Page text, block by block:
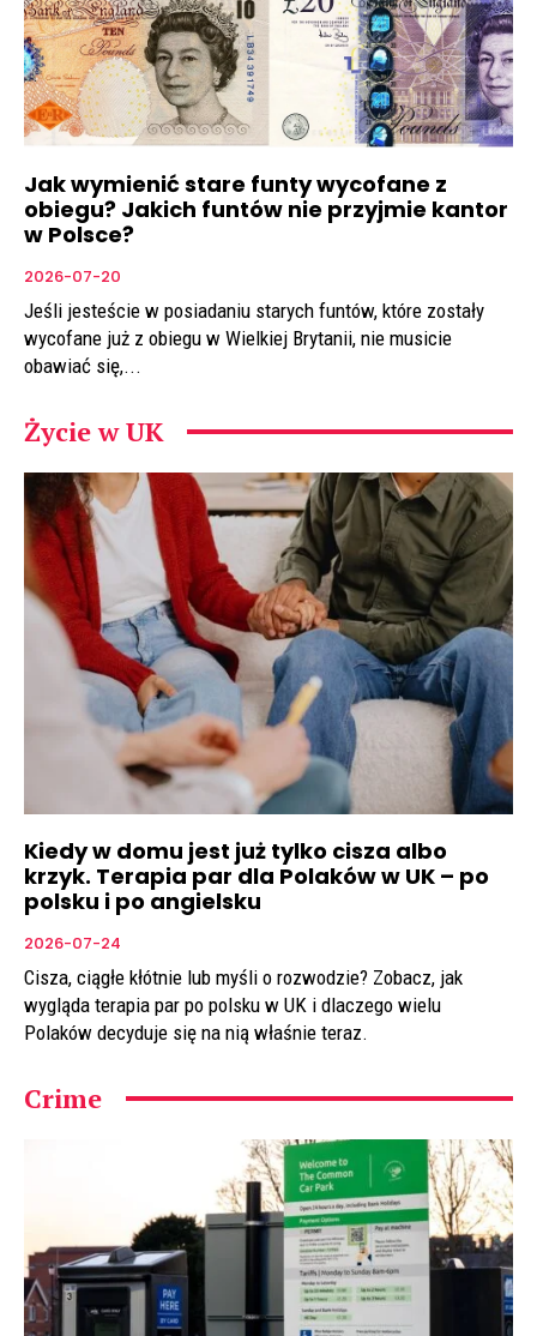
Jak wymienić stare funty wycofane z
obiegu? Jakich funtów nie przyjmie kantor
w Polsce?
2026-07-20
Jeśli jesteście w posiadaniu starych funtów, które zostały
wycofane już z obiegu w Wielkiej Brytanii, nie musicie
obawiać się,...
Życie w UK
Kiedy w domu jest już tylko cisza albo
krzyk. Terapia par dla Polaków w UK – po
polsku i po angielsku
2026-07-24
Cisza, ciągłe kłótnie lub myśli o rozwodzie? Zobacz, jak
wygląda terapia par po polsku w UK i dlaczego wielu
Polaków decyduje się na nią właśnie teraz.
Crime